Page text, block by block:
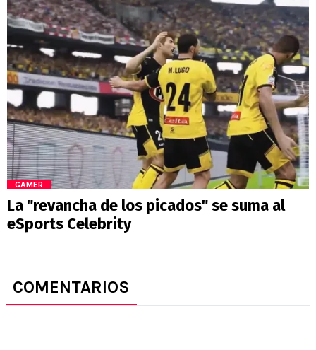
GAMER
La "revancha de los picados" se suma al
eSports Celebrity
COMENTARIOS